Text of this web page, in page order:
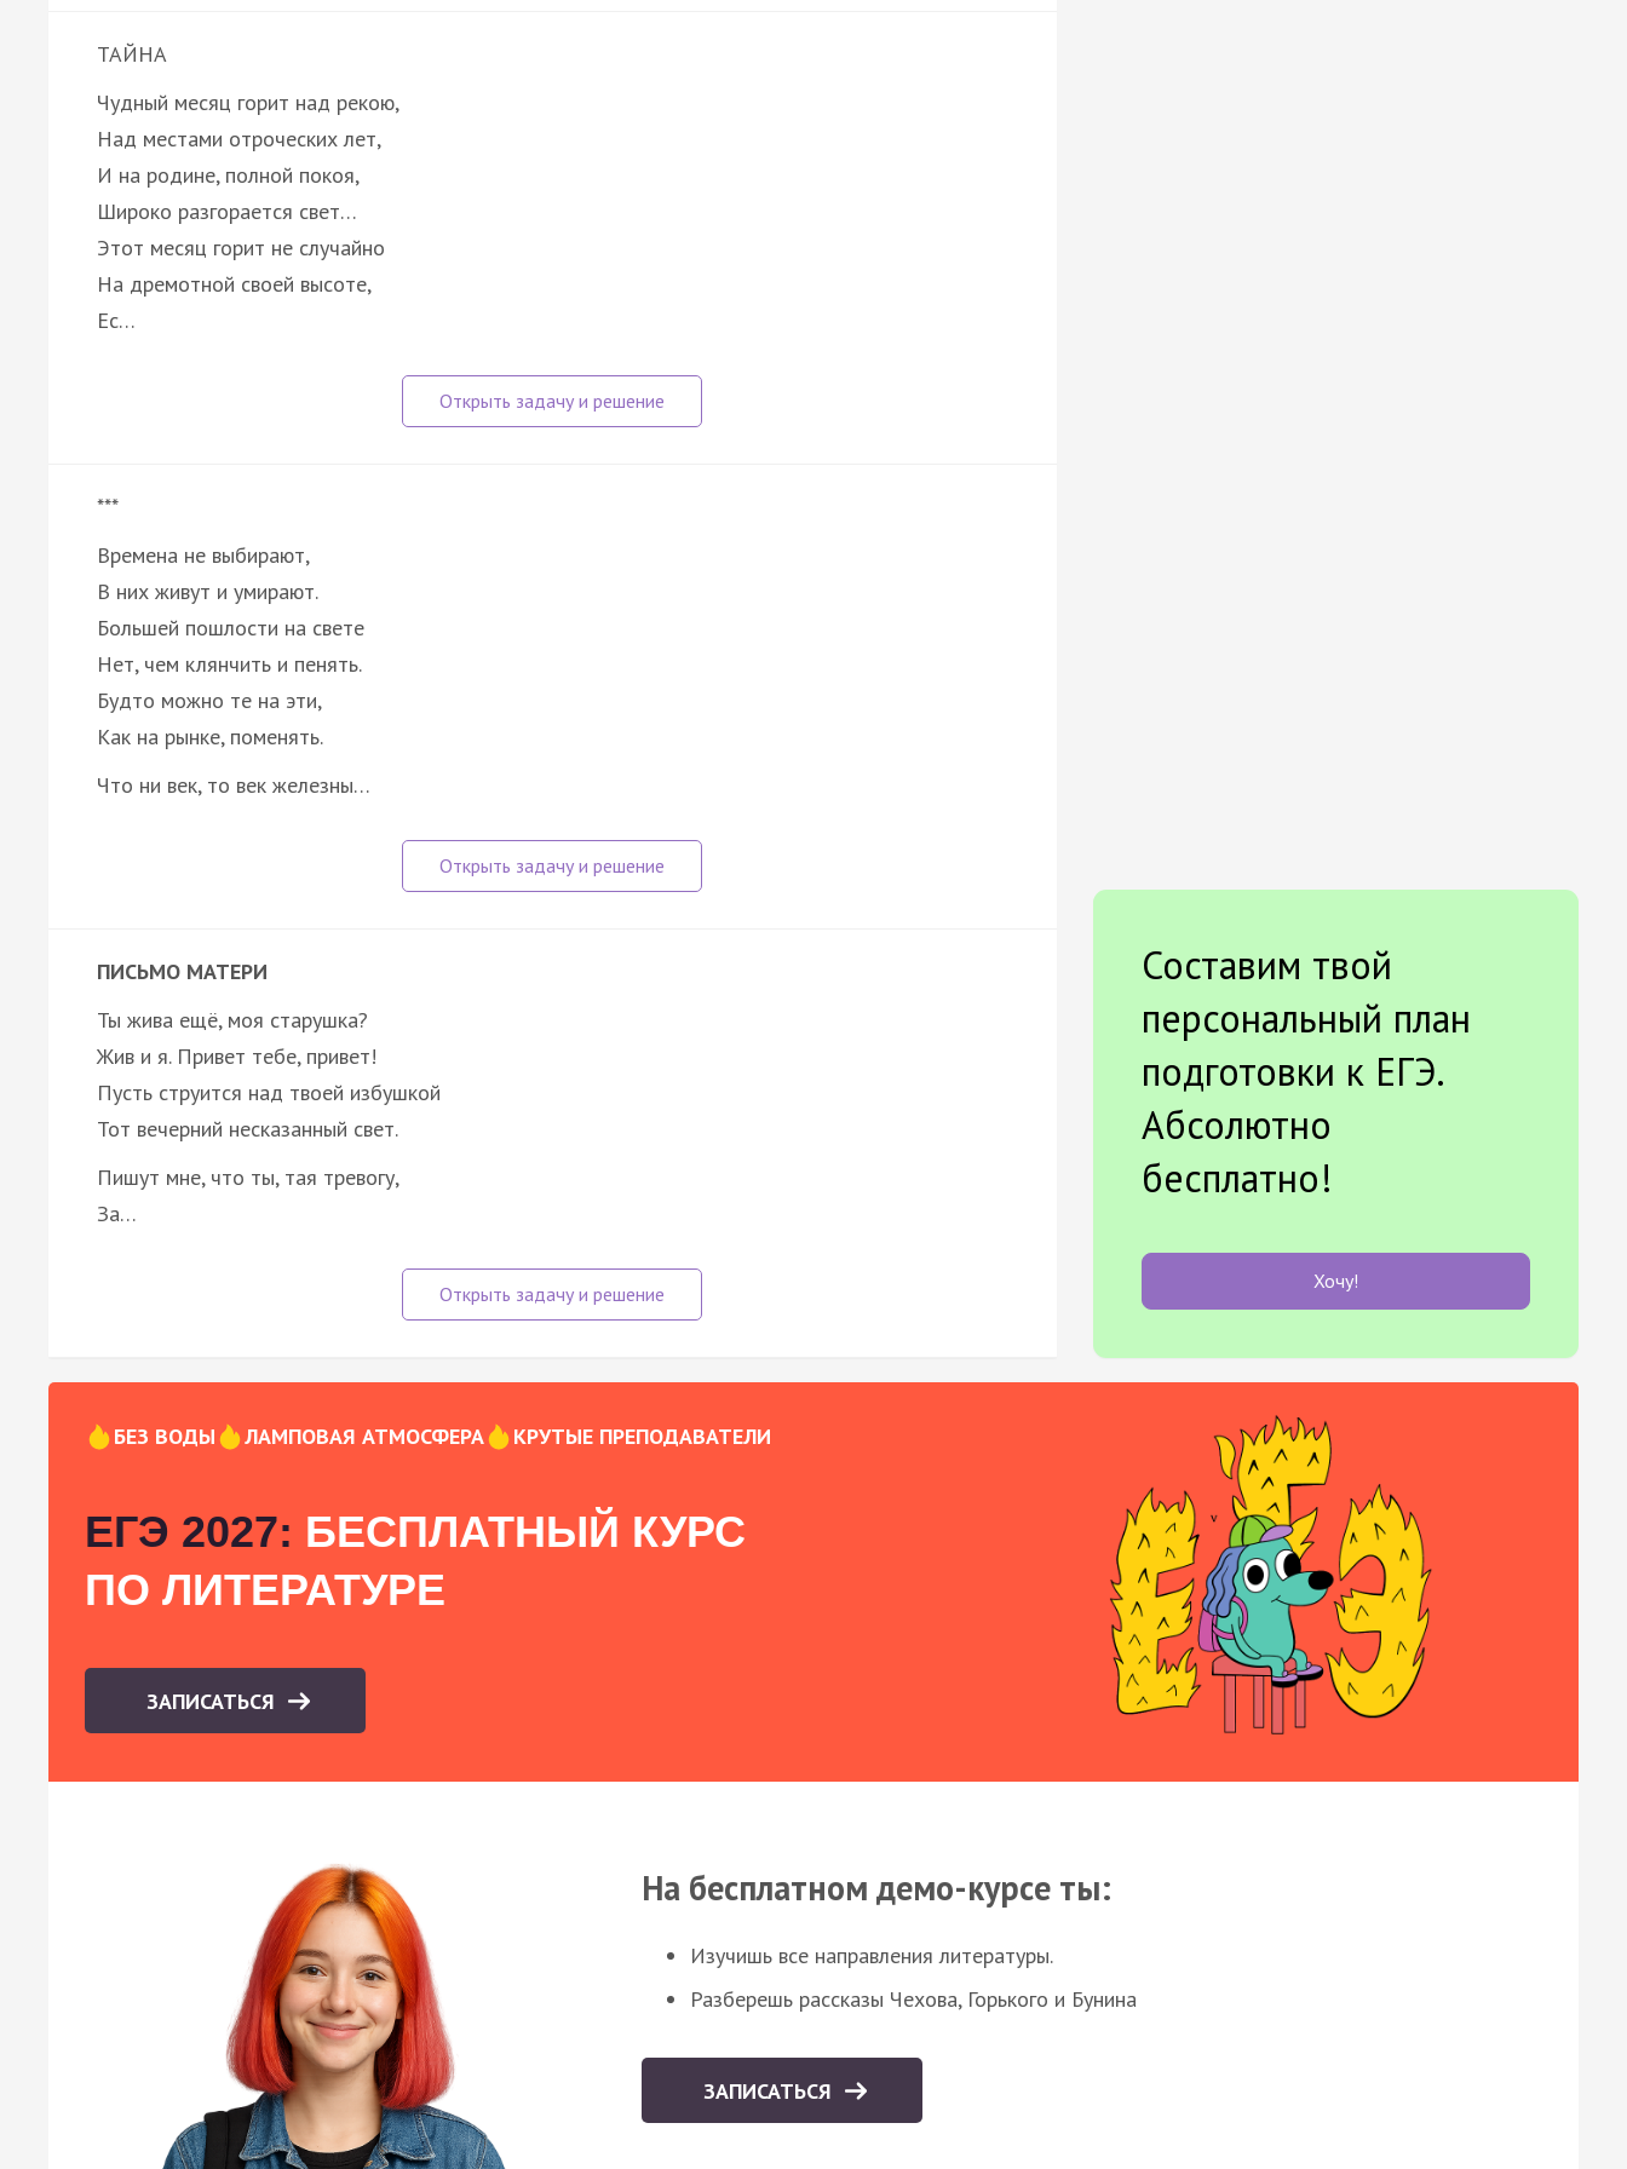
ТАЙНА
Чудный месяц горит над рекою,
Над местами отроческих лет,
И на родине, полной покоя,
Широко разгорается свет…
Этот месяц горит не случайно
На дремотной своей высоте,
Ес…
***
Времена не выбирают,
В них живут и умирают.
Большей пошлости на свете
Нет, чем клянчить и пенять.
Будто можно те на эти,
Как на рынке, поменять.
Что ни век, то век железны…
ПИСЬМО МАТЕРИ
Ты жива ещё, моя старушка?
Жив и я. Привет тебе, привет!
Пусть струится над твоей избушкой
Тот вечерний несказанный свет.
Пишут мне, что ты, тая тревогу,
За…
Составим твой
персональный план
подготовки к ЕГЭ.
Абсолютно
бесплатно!
Хочу!
БЕЗ ВОДЫ ЛАМПОВАЯ АТМОСФЕРА КРУТЫЕ ПРЕПОДАВАТЕЛИ
ЕГЭ 2027: БЕСПЛАТНЫЙ КУРС
ПО ЛИТЕРАТУРЕ
ЗАПИСАТЬСЯ
На бесплатном демо-курсе ты:
Изучишь все направления литературы.
Разберешь рассказы Чехова, Горького и Бунина
ЗАПИСАТЬСЯ